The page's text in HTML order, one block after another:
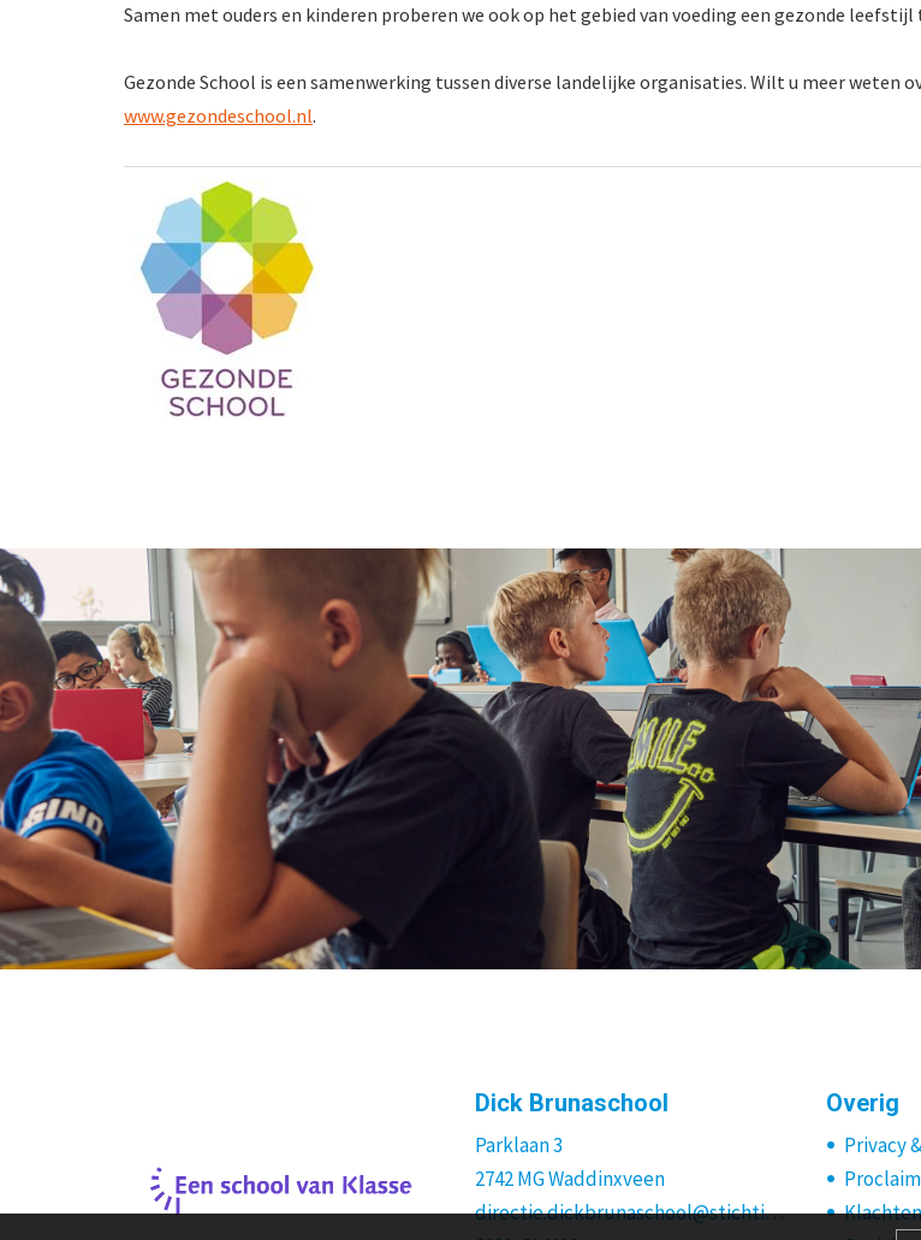
Samen met ouders en kinderen proberen we ook op het gebied van voeding een gezonde
Gezonde School is een samenwerking tussen diverse landelijke organisaties. Wilt u meer weten
www.gezondeschool.nl.
Dick Brunaschool
Parklaan 3
2742 MG Waddinxveen
directie.dickbrunaschool@stichtingklasse.nl
Overig
Privacy